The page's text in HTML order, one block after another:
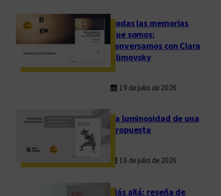
Todas las memorias
que somos:
conversamos con Clara
Klimovsky
19 de julio de 2026
La luminosidad de una
propuesta
16 de julio de 2026
Más allá: reseña de